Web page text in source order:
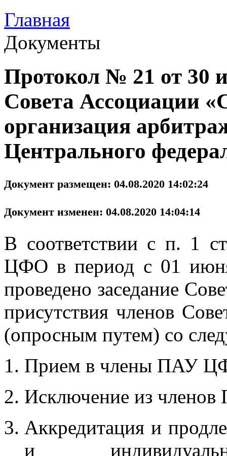
Главная
Документы
Протокол № 21 от 30
Совета Ассоциации
организация
Центрального
Документ размещен: 04.08.2020 14:02:24
Документ изменен: 04.08.2020 14:04:14
В соответствии с п. 1
ЦФО в период с 01
проведено заседание
присутствия членов
(опросным путем) со
Прием в члены ПАУ
Исключение из
Аккредитация и
и